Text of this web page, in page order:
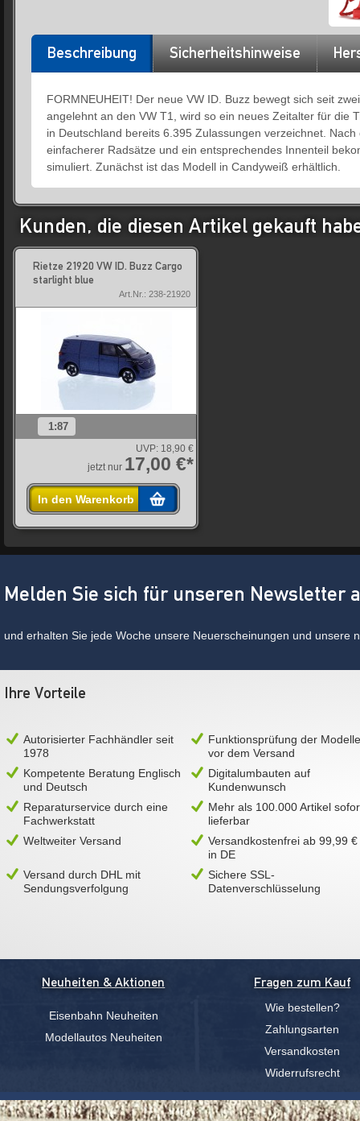
Beschreibung Sicherheitshinweise
FORMNEUHEIT! Der neue VW ID. Buzz bewegt sich seit
angelehnt an den VW T1, wird so ein neues Zeitalter für die
in Deutschland bereits 6.395 Zulassungen verzeichnet.
einfacherer Radsätze und ein entsprechendes Innenteil
simuliert. Zunächst ist das Modell in Candyweiß erhältlich.
Kunden, die diesen Artikel gekauft
Rietze 21920 VW ID. Buzz Cargo
starlight blue
Art.Nr.: 238-21920
1:87
UVP: 18,90 €
jetzt nur 17,00 €*
In den Warenkorb
Melden Sie sich für unseren Newsletter
und erhalten Sie jede Woche unsere Neuerscheinungen und unsere
Ihre Vorteile
Autorisierter Fachhändler seit
1978
Funktionsprüfung der Modelle
vor dem Versand
Kompetente Beratung Englisch
und Deutsch
Digitalumbauten auf
Kundenwunsch
Reparaturservice durch eine
Fachwerkstatt
Mehr als 100.000 Artikel
lieferbar
Weltweiter Versand
Versandkostenfrei ab 99,99 €
in DE
Versand durch DHL mit
Sendungsverfolgung
Sichere SSL-
Datenverschlüsselung
Neuheiten & Aktionen
Eisenbahn Neuheiten
Modellautos Neuheiten
Fragen zum Kauf
Wie bestellen?
Zahlungsarten
Versandkosten
Widerrufsrecht